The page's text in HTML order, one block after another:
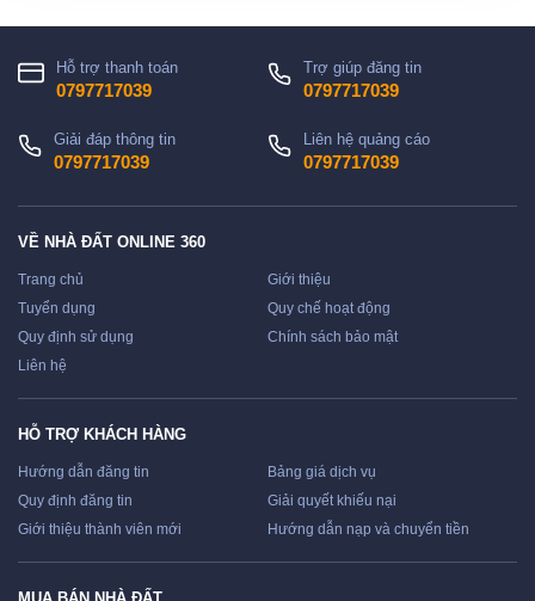
Hỗ trợ thanh toán
0797717039
Trợ giúp đăng tin
0797717039
Giải đáp thông tin
0797717039
Liên hệ quảng cáo
0797717039
VỀ NHÀ ĐẤT ONLINE 360
Trang chủ
Giới thiệu
Tuyển dụng
Quy chế hoạt động
Quy định sử dụng
Chính sách bảo mật
Liên hệ
HỖ TRỢ KHÁCH HÀNG
Hướng dẫn đăng tin
Bảng giá dịch vụ
Quy định đăng tin
Giải quyết khiếu nại
Giới thiệu thành viên mới
Hướng dẫn nạp và chuyển tiền